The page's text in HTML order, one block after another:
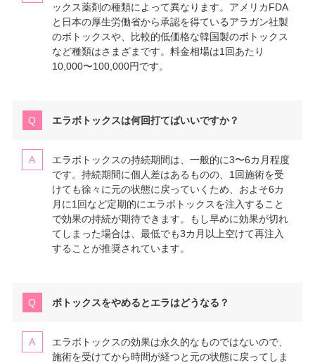
ックス薬剤の種類によって異なります。アメリカFDA
と日本の厚生労働省から承認を得ているアラガン社製
のボトックスや、比較的低価格な韓国製のボトックス
など種類はさまざまです。料金相場は1回あたり
10,000〜100,000円です。
エラボトックスは何回打てばいいですか？
エラボトックスの持続期間は、一般的に3〜6カ月程度
です。持続期間に個人差はあるものの、1回施術を受
けても徐々に元の状態に戻っていくため、およそ6カ
月に1回など定期的にエラボトックスを注入すること
で効果の持続が期待できます。もし早めに効果が切れ
てしまった場合は、最低でも3カ月以上空けて再注入
することが推奨されています。
ボトックスをやめるとエラはどうなる？
エラボトックスの効果は永久的なものではないので、
施術を受けてから時間が経つと元の状態に戻ってしま